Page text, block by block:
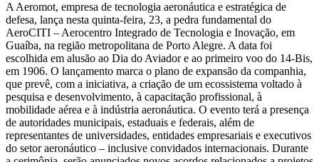
A Aeromot, empresa de tecnologia aeronáutica e estratégica de
defesa, lança nesta quinta-feira, 23, a pedra fundamental do
AeroCITI – Aerocentro Integrado de Tecnologia e Inovação, em
Guaíba, na região metropolitana de Porto Alegre. A data foi
escolhida em alusão ao Dia do Aviador e ao primeiro voo do 14-Bis,
em 1906. O lançamento marca o plano de expansão da companhia,
que prevê, com a iniciativa, a criação de um ecossistema voltado à
pesquisa e desenvolvimento, à capacitação profissional, à
mobilidade aérea e à indústria aeronáutica. O evento terá a presença
de autoridades municipais, estaduais e federais, além de
representantes de universidades, entidades empresariais e executivos
do setor aeronáutico – inclusive convidados internacionais. Durante